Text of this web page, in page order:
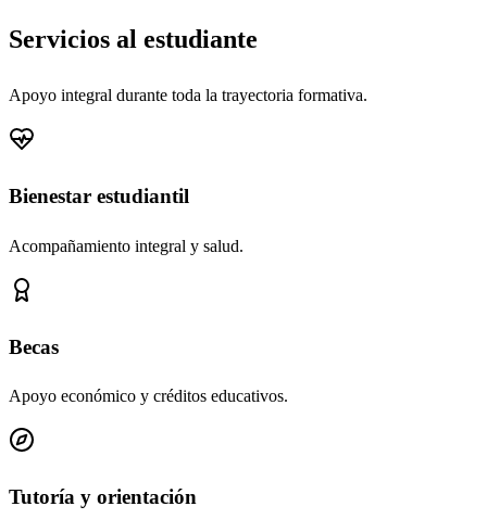
Servicios al estudiante
Apoyo integral durante toda la trayectoria formativa.
Bienestar estudiantil
Acompañamiento integral y salud.
Becas
Apoyo económico y créditos educativos.
Tutoría y orientación